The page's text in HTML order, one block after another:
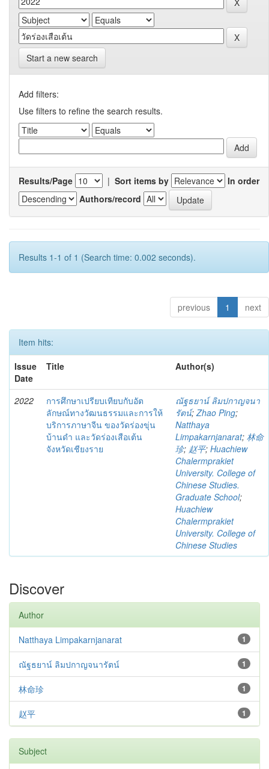
Start a new search
Add filters:
Use filters to refine the search results.
Results/Page | Sort items by
In order
Authors/record
Results 1-1 of 1 (Search time: 0.002 seconds).
previous 1 next
Item hits:
Issue
Date
Title Author(s)
2022
การศึกษาเปรียบเทียบกับอัต
ลักษณ์ทางวัฒนธรรมและการให้
บริการภาษาจีน ของวัดร่องขุ่น
บ้านดำ และวัดร่องเสือเต้น
จังหวัดเชียงราย
ณัฐธยาน์ ลิมปกาญจนา
รัตน์;Zhao Ping;
Natthaya
Limpakarnjanarat; 林命
珍; 赵平; Huachiew
Chalermprakiet
University. College of
Chinese Studies.
Graduate School;
Huachiew
Chalermprakiet
University. College of
Chinese Studies
Discover
Author
1
Natthaya Limpakarnjanarat
1
ณัฐธยาน์ ลิมปกาญจนารัตน์
1
林命珍
1
赵平
Subject